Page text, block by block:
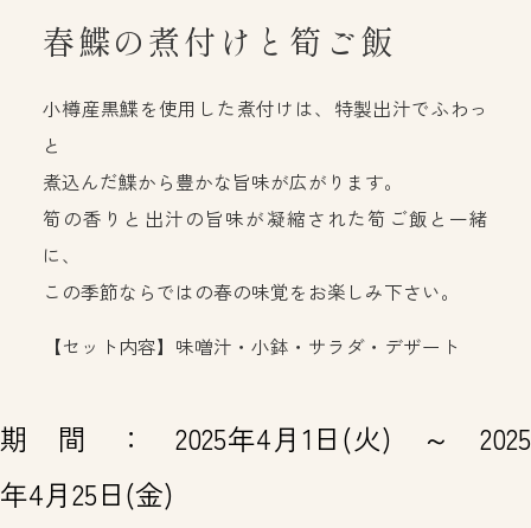
春鰈の煮付けと筍ご飯
小樽産黒鰈を使用した煮付けは、特製出汁でふわっ
と
煮込んだ鰈から豊かな旨味が広がります。
筍の香りと出汁の旨味が凝縮された筍ご飯と一緒
に、
この季節ならではの春の味覚をお楽しみ下さい。
【セット内容】味噌汁・小鉢・サラダ・デザート
期 間 ： 2025年4月1日(火) ～ 2025
年4月25日(金)